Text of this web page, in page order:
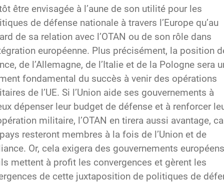
être envisagée à l’aune de son utilité pour les
de défense nationale à travers l’Europe qu’au
de sa relation avec l’OTAN ou de son rôle dans
européenne. Plus précisément, la position
de l’Allemagne, de l’Italie et de la Pologne sera
fondamental du succès à venir des opérations
de l’UE. Si l’Union aide ses gouvernements à
dépenser leur budget de défense et à renforcer
militaire, l’OTAN en tirera aussi avantage,
resteront membres à la fois de l’Union et de
Or, cela exigera des gouvernements européens
mettent à profit les convergences et gèrent les
de cette juxtaposition de politiques de